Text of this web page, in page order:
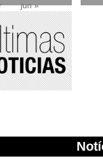
jun »